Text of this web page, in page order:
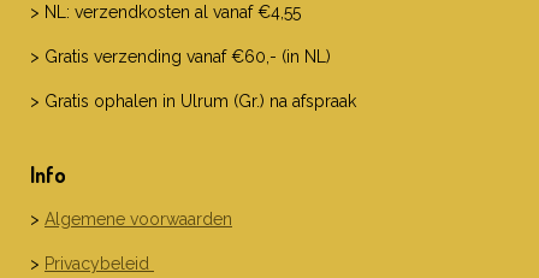
> NL: verzendkosten al vanaf €4,55
> Gratis verzending vanaf €60,- (in NL)
> Gratis ophalen in Ulrum (Gr.) na afspraak
Info
> Algemene voorwaarden
> Privacybeleid